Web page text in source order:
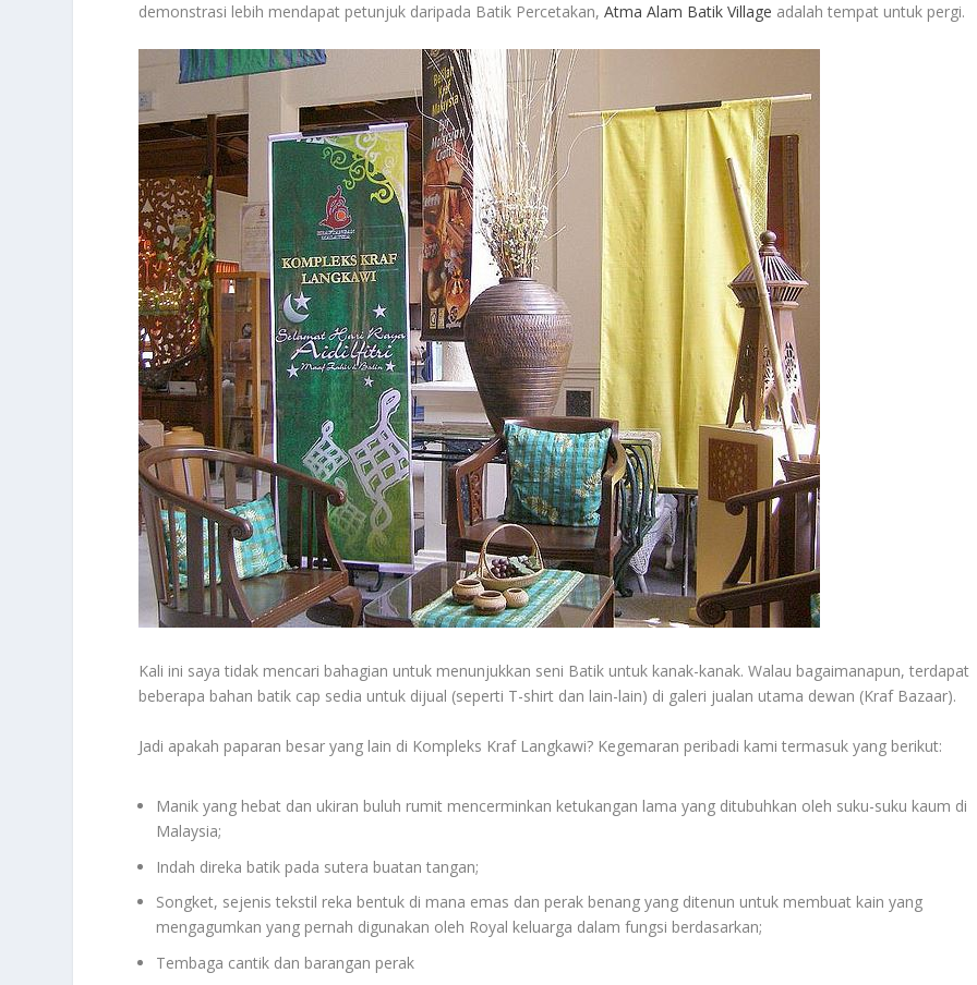
demonstrasi lebih mendapat petunjuk daripada Batik Percetakan,Atma Alam Batik Village adalah tempat untuk pergi.
Kali ini saya tidak mencari bahagian untuk menunjukkan seni Batik untuk kanak-kanak. Walau bagaimanapun, terdapat
beberapa bahan batik cap sedia untuk dijual (seperti T-shirt dan lain-lain) di galeri jualan utama dewan (Kraf Bazaar).
Jadi apakah paparan besar yang lain di Kompleks Kraf Langkawi? Kegemaran peribadi kami termasuk yang berikut:
Manik yang hebat dan ukiran buluh rumit mencerminkan ketukangan lama yang ditubuhkan oleh suku-suku kaum di
Malaysia;
Indah direka batik pada sutera buatan tangan;
Songket, sejenis tekstil reka bentuk di mana emas dan perak benang yang ditenun untuk membuat kain yang
mengagumkan yang pernah digunakan oleh Royal keluarga dalam fungsi berdasarkan;
Tembaga cantik dan barangan perak